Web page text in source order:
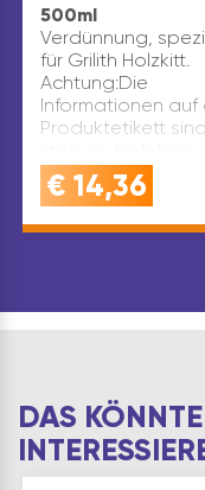
500ml
Verdünnung,
für Grilith Holzkitt.
Achtung:Die
Informationen auf
Produktetikett sind
Komponente:
Verdünnung
€ 14,36
DAS